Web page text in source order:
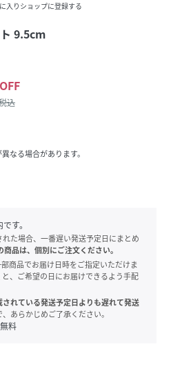
入りショップに登録する
9.5cm
込
なる場合があります。
す。
た場合、一番遅い発送予定日にまとめ
商品は、個別にご注文ください。
商品でお届け日時をご指定いただけま
、ご希望の日にお届けできるよう手配
れている発送予定日よりも遅れて発送
あらかじめご了承ください。
料